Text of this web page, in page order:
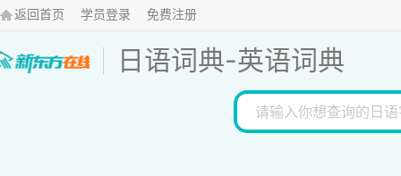
返回首页 学员登录 免费注册
日语词典-英语词典